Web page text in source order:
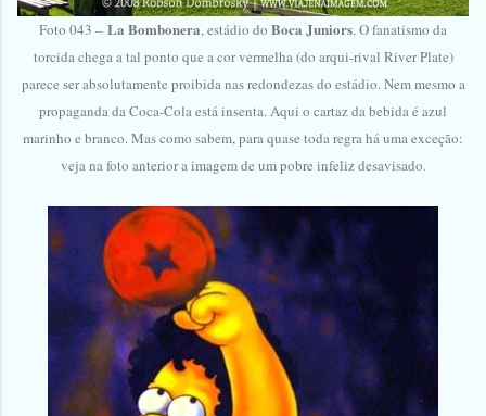
Foto 043 – La Bombonera, estádio do Boca Juniors. O fanatismo da
torcida chega a tal ponto que a cor vermelha (do arqui-rival River Plate)
parece ser absolutamente proibida nas redondezas do estádio. Nem mesmo a
propaganda da Coca-Cola está insenta. Aqui o cartaz da bebida é azul
marinho e branco. Mas como sabem, para quase toda regra há uma exceção:
veja na foto anterior a imagem de um pobre infeliz desavisado.